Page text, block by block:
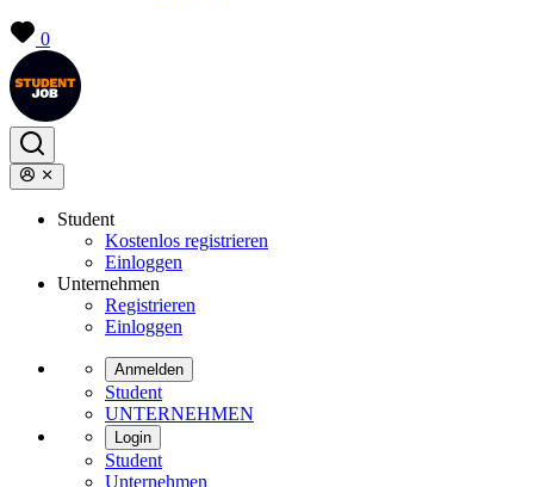
0
Student
Kostenlos registrieren
Einloggen
Unternehmen
Registrieren
Einloggen
Anmelden
Student
UNTERNEHMEN
Login
Student
Unternehmen